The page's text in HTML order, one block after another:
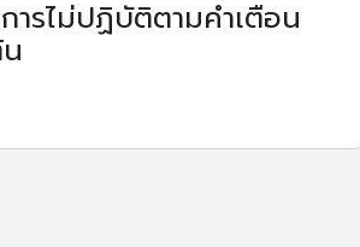
ารไม่ปฏิบัติตามคำเตือน